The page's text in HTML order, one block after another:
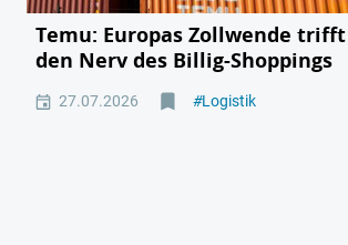
Temu: Europas Zollwende trifft
den Nerv des Billig-Shoppings
27.07.2026 #Logistik